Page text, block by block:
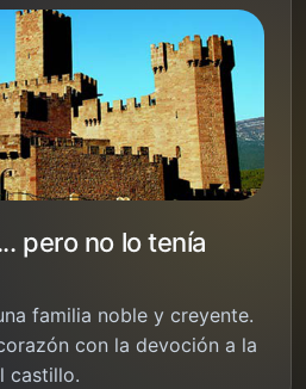
pero no lo tenía
familia noble y creyente.
con la devoción a la
castillo.